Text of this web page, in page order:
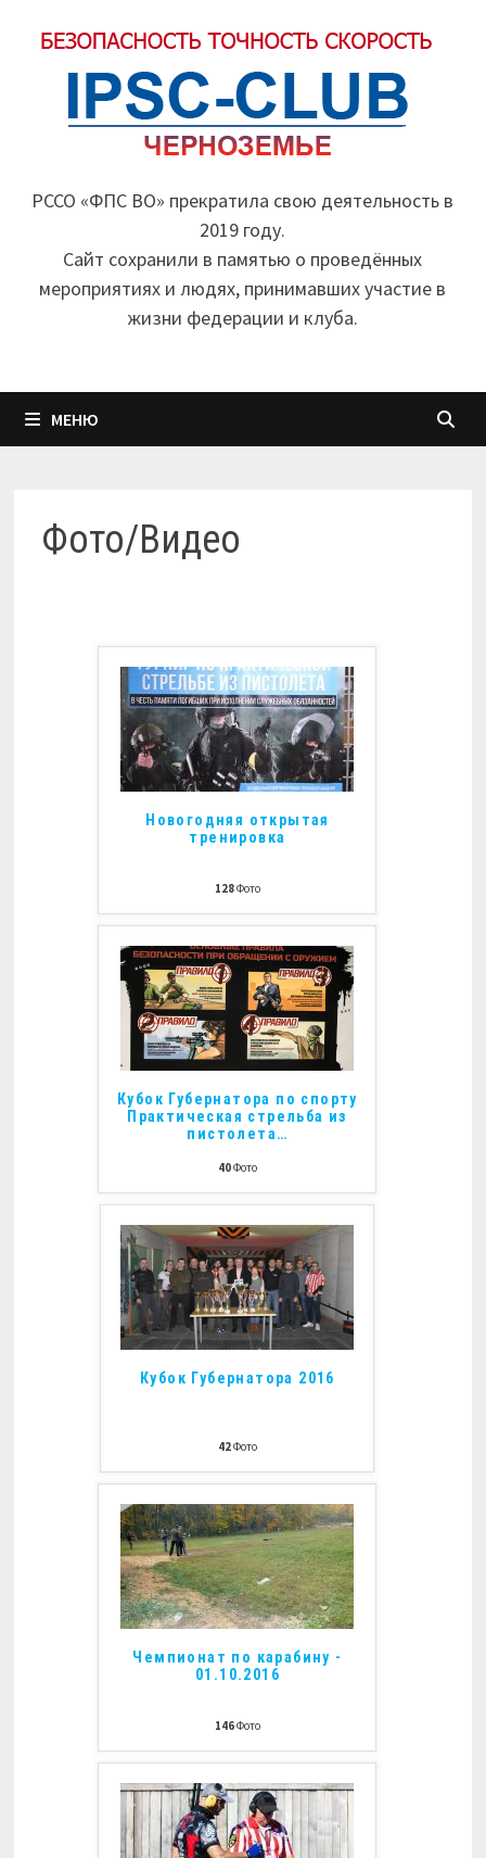
содержимому
РССО «ФПС ВО» прекратила свою деятельность в
2019 году.
Cайт сохранили в памятью о проведённых
мероприятиях и людях, принимавших участие в
жизни федерации и клуба.
МЕНЮ
Фото/Видео
Новогодняя открытая
тренировка
128Фото
Кубок Губернатора по спорту
Практическая стрельба из
пистолета…
40Фото
Кубок Губернатора 2016
42Фото
Чемпионат по карабину -
01.10.2016
146Фото